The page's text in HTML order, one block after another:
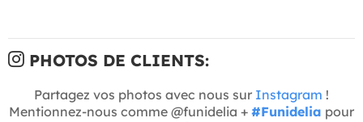
PHOTOS DE CLIENTS:
Partagez vos photos avec nous sur Instagram !
Mentionnez-nous comme @funidelia + #Funidelia pour